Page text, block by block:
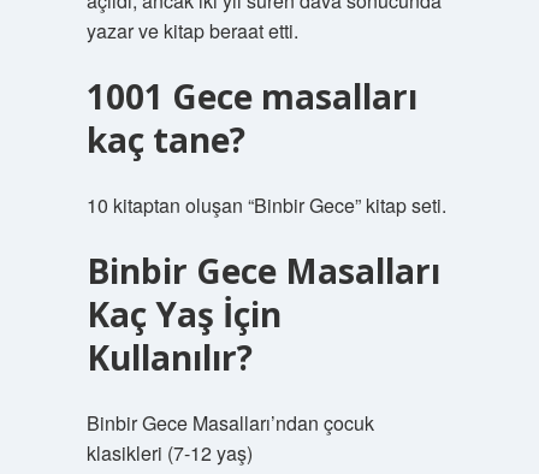
yazar ve kitap beraat etti.
1001 Gece masalları
kaç tane?
10 kitaptan oluşan “Binbir Gece” kitap seti.
Binbir Gece Masalları
Kaç Yaş İçin
Kullanılır?
Binbir Gece Masalları’ndan çocuk
klasikleri (7-12 yaş)